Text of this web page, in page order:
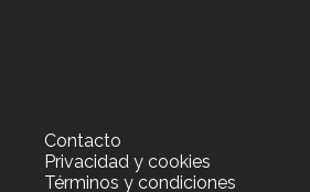
Contacto
Privacidad y cookies
Términos y condiciones